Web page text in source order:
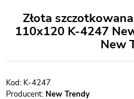
Złota
110x120 K-4247
New
K-4247
Producent: New Trendy